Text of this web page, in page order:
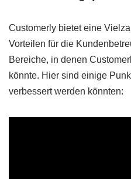
Customerly bietet eine
Vorteilen für die
Bereiche, in denen
könnte. Hier sind einige
verbessert werden könnten: